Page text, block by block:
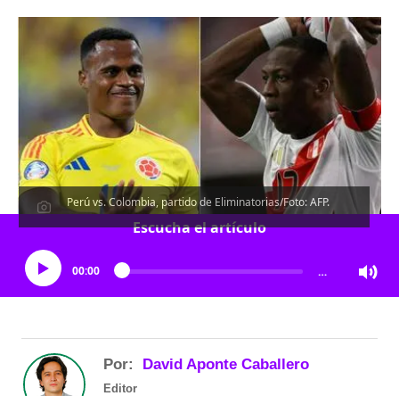
Perú vs. Colombia, partido de Eliminatorias/Foto: AFP.
Escucha el artículo
00:00 …
Por: David Aponte Caballero
Editor